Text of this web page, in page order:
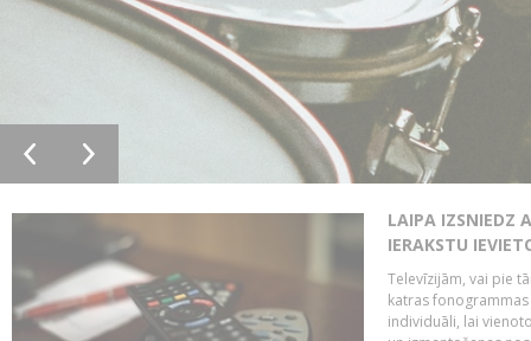
LAIPA IZSNIEDZ
IERAKSTU
Televīzijām, vai pie
katras
individuāli, lai